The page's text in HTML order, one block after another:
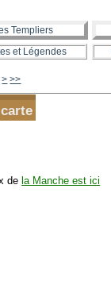
Templiers
et Légendes
420
430
440
450
460
470
480
490
500
600
700
800
900
1000
1100
1200
1300
> >>
de la Manche est ici